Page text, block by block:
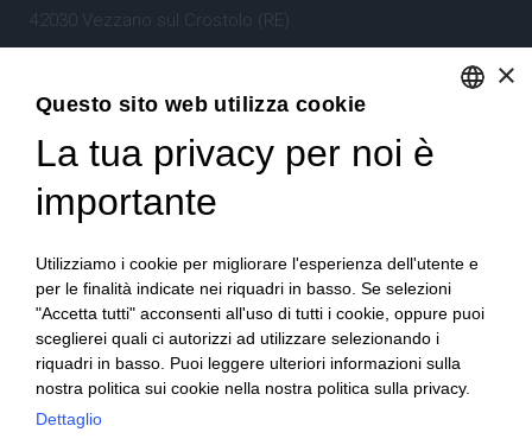
42030 Vezzano sul Crostolo (RE)
Tel.
Stefano Bartoli – P.Iva00764300356
Home Progetto News
Archivio/Portfolio
Contatti
×
Questo sito web utilizza cookie
La tua privacy per noi è
importante
Utilizziamo i cookie per migliorare l'esperienza dell'utente e
per le finalità indicate nei riquadri in basso. Se selezioni
"Accetta tutti" acconsenti all'uso di tutti i cookie, oppure puoi
sceglierei quali ci autorizzi ad utilizzare selezionando i
riquadri in basso. Puoi leggere ulteriori informazioni sulla
nostra politica sui cookie nella nostra politica sulla privacy.
Dettaglio